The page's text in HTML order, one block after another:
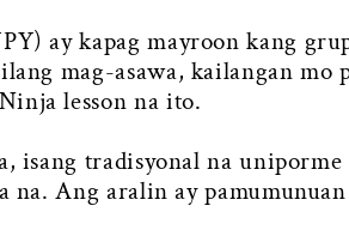
ay kapag mayroon kang
mag-asawa, kailangan mo
lesson na ito.
isang tradisyonal na
na. Ang aralin ay